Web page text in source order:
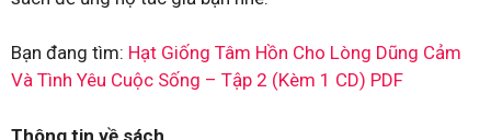
Bạn đang tìm: Hạt Giống Tâm Hồn Cho Lòng Dũng Cảm
Và Tình Yêu Cuộc Sống – Tập 2 (Kèm 1 CD) PDF
Thông tin về sách